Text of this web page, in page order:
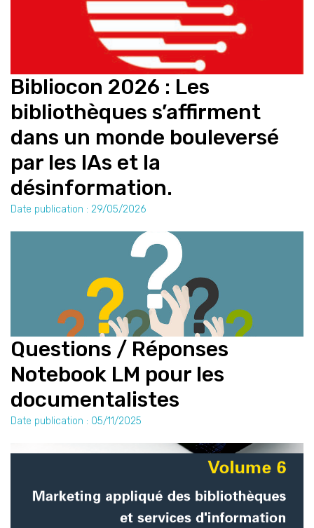
Bibliocon 2026 : Les
bibliothèques s’affirment
dans un monde bouleversé
par les IAs et la
désinformation.
Date publication : 29/05/2026
Questions / Réponses
Notebook LM pour les
documentalistes
Date publication : 05/11/2025